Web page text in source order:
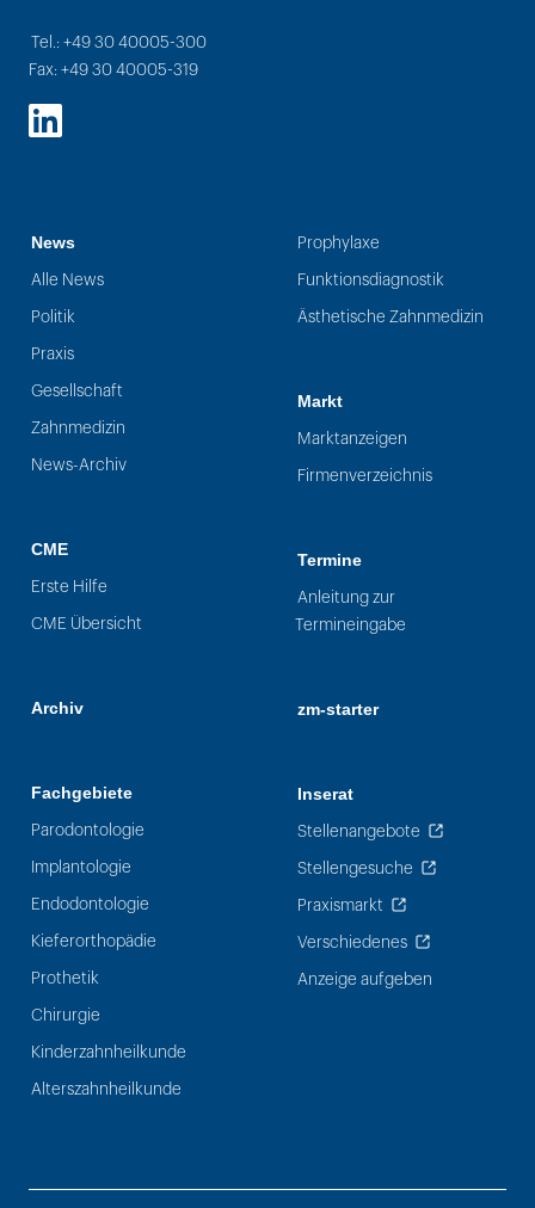
Tel.: +49 30 40005-300
Fax: +49 30 40005-319
LinkedIn
News
Alle News
Politik
Praxis
Gesellschaft
Zahnmedizin
News-Archiv
CME
Erste Hilfe
CME Übersicht
Archiv
Fachgebiete
Parodontologie
Implantologie
Endodontologie
Kieferorthopädie
Prothetik
Chirurgie
Kinderzahnheilkunde
Alterszahnheilkunde
Prophylaxe
Funktionsdiagnostik
Ästhetische Zahnmedizin
Markt
Marktanzeigen
Firmenverzeichnis
Termine
Anleitung zur
Termineingabe
zm-starter
Inserat
Stellenangebote
Stellengesuche
Praxismarkt
Verschiedenes
Anzeige aufgeben